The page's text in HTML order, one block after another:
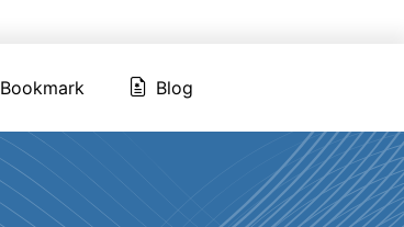
Bookmark Blog